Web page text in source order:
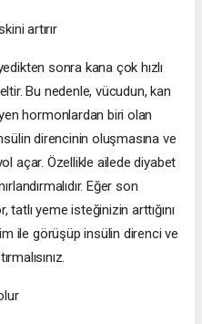
artırır
sonra kana çok hızlı
Bu nedenle, vücudun, kan
hormonlardan biri olan
direncinin oluşmasına ve
açar. Özellikle ailede diyabet
Eğer son
yeme isteğinizin arttığını
ile görüşüp insülin direnci ve